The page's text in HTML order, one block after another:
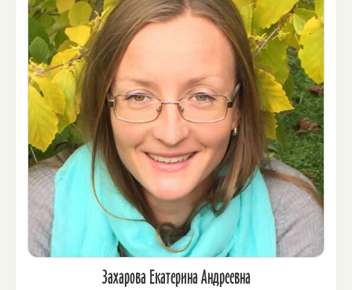
Захарова Екатерина Андреевна